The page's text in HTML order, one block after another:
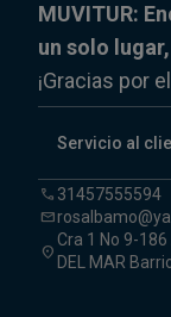
MUVITUR:
un solo
¡Gracias por
Servicio al
call 31457555594
mail
location_on
Cra 1 No 9-186
DEL MAR